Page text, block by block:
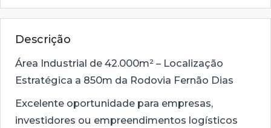
Descrição
Área Industrial de 42.000m² – Localização
Estratégica a 850m da Rodovia Fernão Dias
Excelente oportunidade para empresas,
investidores ou empreendimentos logísticos